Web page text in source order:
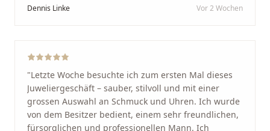
Vom ersten Termin an wurden wir jedes Mal
Arbeit und seine Kunden wirklich am Herzen liegen.
Wer Unikate, handwerkliche Qualität, persönlichen
Service und echte Herzlichkeit schätzt, ist hier genau
richtig.
Dennis Linke Vor 2 Wochen
"Letzte Woche besuchte ich zum ersten Mal dieses
Juweliergeschäft – sauber, stilvoll und mit einer
grossen Auswahl an Schmuck und Uhren. Ich wurde
von dem Besitzer bedient, einem sehr freundlichen,
fürsorglichen und professionellen Mann. Ich